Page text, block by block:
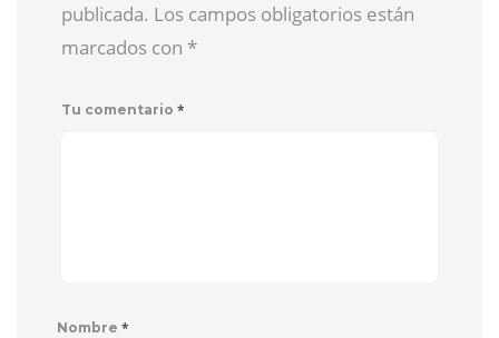
publicada. Los campos obligatorios están
marcados con *
Tu comentario *
Nombre *